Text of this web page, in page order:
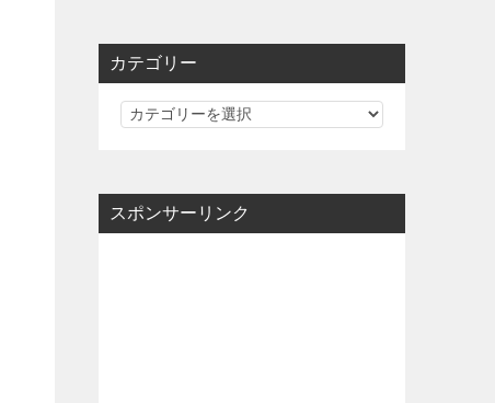
カテゴリー
カ
リ
ー
スポンサーリンク